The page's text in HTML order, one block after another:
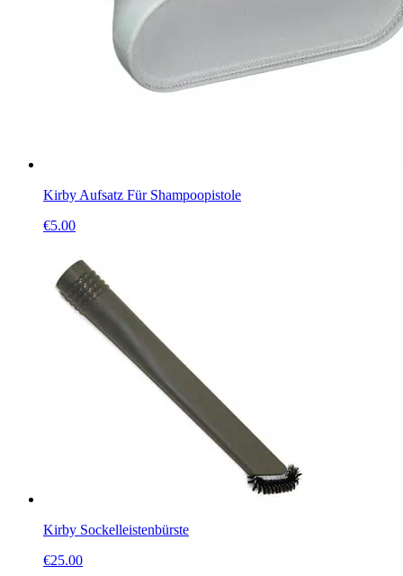
Kirby Aufsatz Für Shampoopistole
€5.00
Kirby Sockelleistenbürste
€25.00